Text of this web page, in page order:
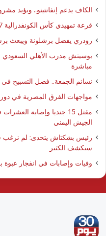
الكاف يدعم إنفانتينو.. ويؤيد
قرعة تمهيدي كأس الكونفدرالية 26/2027
رودري يفضل برشلونة ويبعث
بوسيتش مدرب الأهلي السعودي
مباشرة
نسائم الجمعة.. فضل التسبيح في
مواجهات الفرق المصرية في دوري
مقتل 15 جنديا وإصابة
الجيش اليمني
رئيس بشكتاش يتحدى: لم نرغب
سيكشف الكثير
وفيات وإصابات في انفجار